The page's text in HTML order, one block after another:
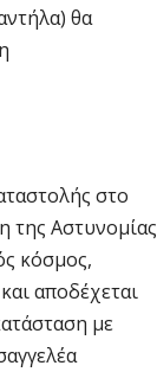
θα
στο
της Αστυνομίας
κόσμος,
αποδέχεται
με